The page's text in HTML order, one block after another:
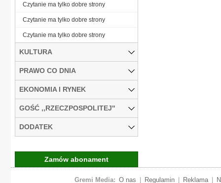
Czytanie ma tylko dobre strony
Czytanie ma tylko dobre strony
Czytanie ma tylko dobre strony
KULTURA
PRAWO CO DNIA
EKONOMIA I RYNEK
GOŚĆ ,,RZECZPOSPOLITEJ''
DODATEK
Zamów abonament
Gremi Media: O nas Regulamin Reklama